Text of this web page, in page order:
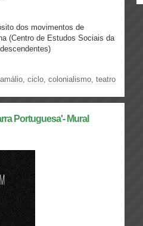
dos movimentos de
(Centro de Estudos Sociais da
, ciclo, colonialismo, teatro
Portuguesa'- Mural